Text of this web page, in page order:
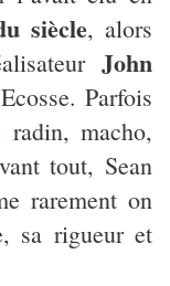
siècle, alors
John
Parfois
macho,
tout, Sean
rarement on
sa rigueur et